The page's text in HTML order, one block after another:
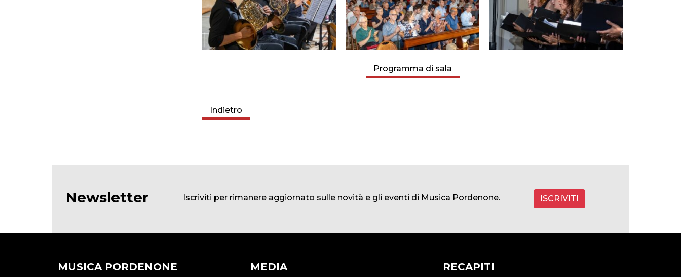
Programma di sala
Indietro
Newsletter Iscriviti per rimanere aggiornato sulle novità e gli eventi di Musica Pordenone. ISCRIVITI
MUSICA PORDENONE MEDIA RECAPITI